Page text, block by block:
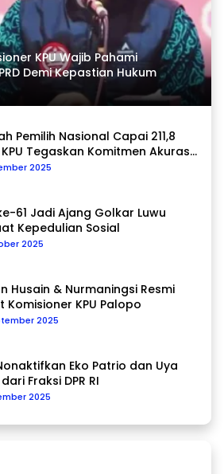
KPU Wajib Pahami
Demi Kepastian Hukum
Pemilih Nasional Capai 211,8
Tegaskan Komitmen Akurasi
2025
61 Jadi Ajang Golkar Luwu
Kepedulian Sosial
2025
Husain & Nurmaningsi Resmi
Komisioner KPU Palopo
2025
Eko Patrio dan Uya
Fraksi DPR RI
2025